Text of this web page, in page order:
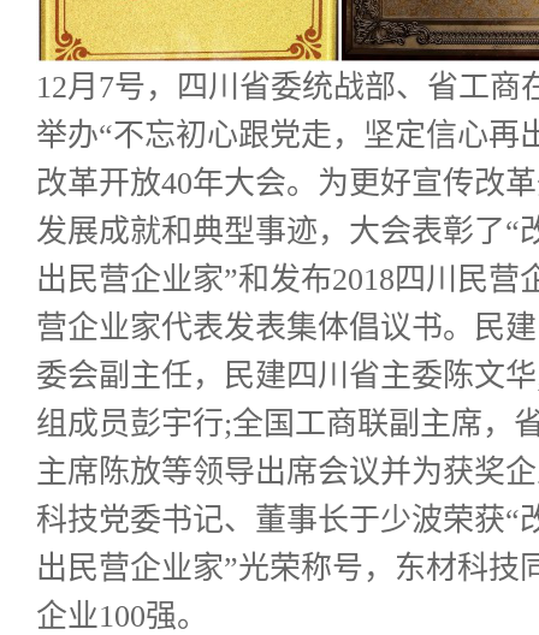
12月7号，四川省委统战部、省工商
举办“不忘初心跟党走，坚定信心再
改革开放40年大会。为更好宣传改
发展成就和典型事迹，大会表彰了“
出民营企业家”和发布2018四川民营
营企业家代表发表集体倡议书。民
委会副主任，民建四川省主委陈文
组成员彭宇行;全国工商联副主席，
主席陈放等领导出席会议并为获奖
科技党委书记、董事长于少波荣获“
出民营企业家”光荣称号，东材科技
企业100强。